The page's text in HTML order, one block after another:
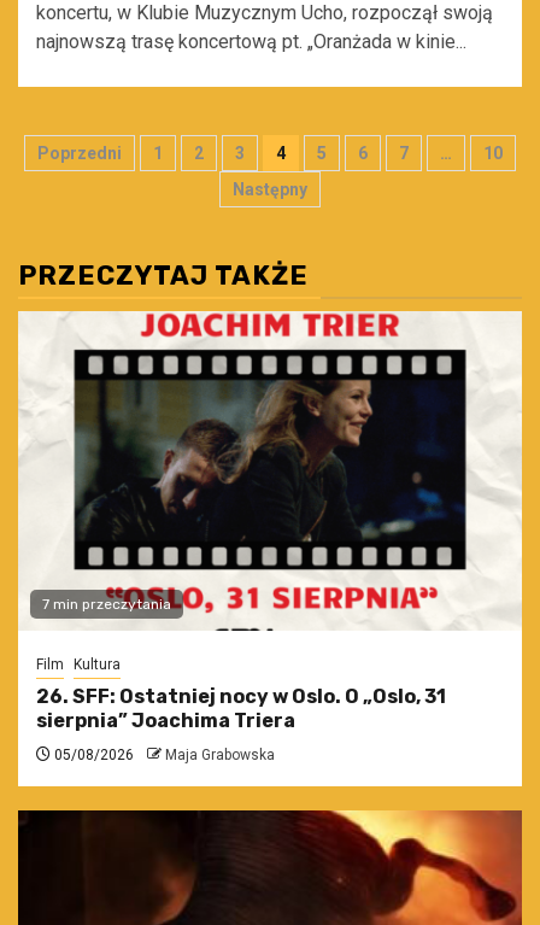
koncertu, w Klubie Muzycznym Ucho, rozpoczął swoją
najnowszą trasę koncertową pt. „Oranżada w kinie...
Stronicowanie
Poprzedni 1 2 3 4 5 6 7 …
10
Następny
PRZECZYTAJ TAKŻE
7 min przeczytania
Film Kultura
26. SFF: Ostatniej nocy w Oslo. O „Oslo, 31
sierpnia” Joachima Triera
05/08/2026 Maja Grabowska